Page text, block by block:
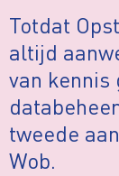
Totdat
altijd
van kennis
tweede
Wob.